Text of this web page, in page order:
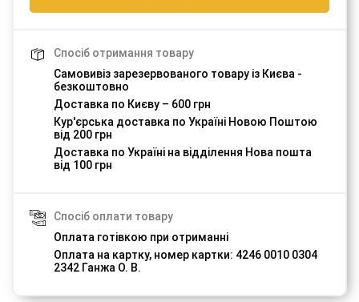
Спосіб отримання товару
Самовивіз зарезервованого товару із Києва -
безкоштовно
Доставка по Києву – 600 грн
Кур'єрська доставка по Україні Новою Поштою
від 200 грн
Доставка по Україні на відділення Нова пошта
від 100 грн
Спосіб оплати товару
Оплата готівкою при отриманні
Оплата на картку, номер картки: 4246 0010 0304
2342 Ганжа О. В.